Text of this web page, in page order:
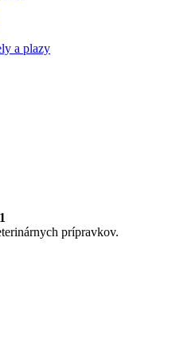
a plazy
prípravkov.